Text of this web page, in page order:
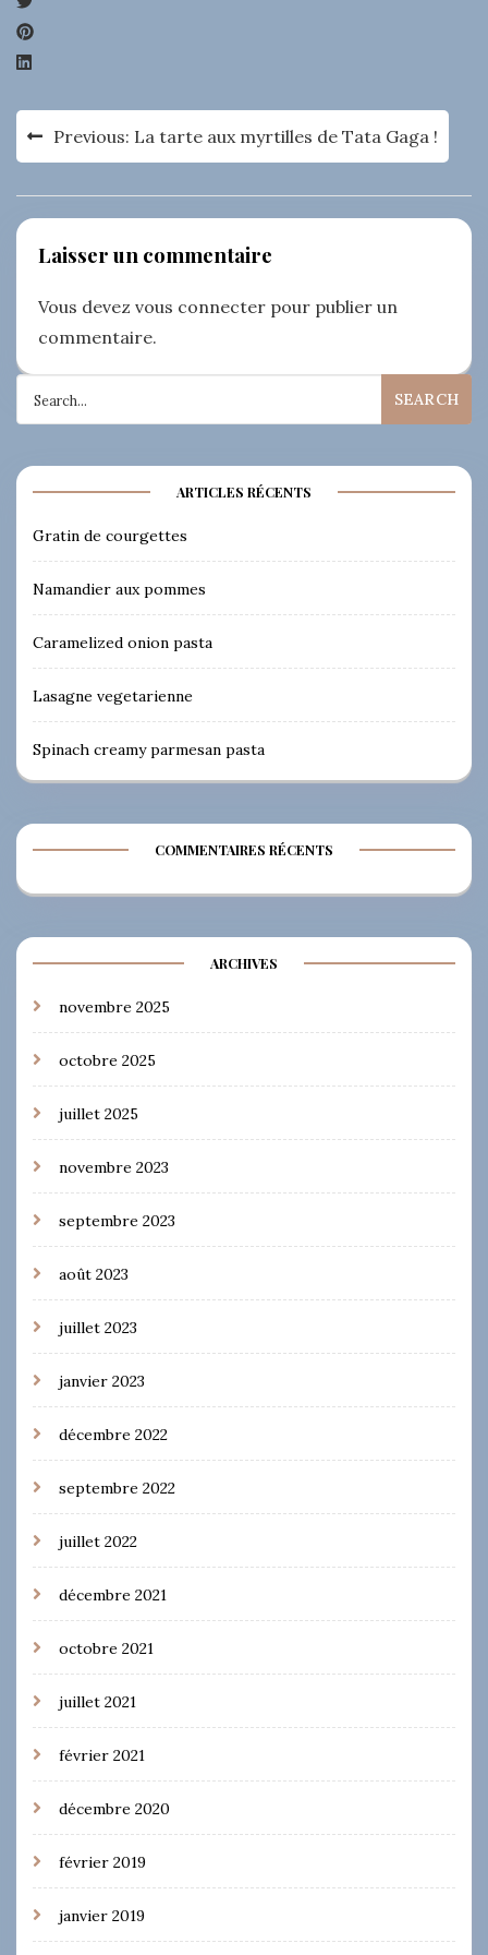
Navigation
de
l’article
Previous: La tarte aux myrtilles de Tata Gaga !
Laisser un commentaire
Vous devez vous connecter pour publier un
commentaire.
for:
ARTICLES RÉCENTS
Gratin de courgettes
Namandier aux pommes
Caramelized onion pasta
Lasagne vegetarienne
Spinach creamy parmesan pasta
COMMENTAIRES RÉCENTS
ARCHIVES
novembre 2025
octobre 2025
juillet 2025
novembre 2023
septembre 2023
août 2023
juillet 2023
janvier 2023
décembre 2022
septembre 2022
juillet 2022
décembre 2021
octobre 2021
juillet 2021
février 2021
décembre 2020
février 2019
janvier 2019